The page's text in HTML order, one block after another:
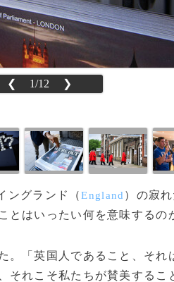
❮ 1/12 ❯
ングランド（England ）の寂
とはいったい何を意味するの
。「英国人であること、それ
それこそ私たちが賛美するこ